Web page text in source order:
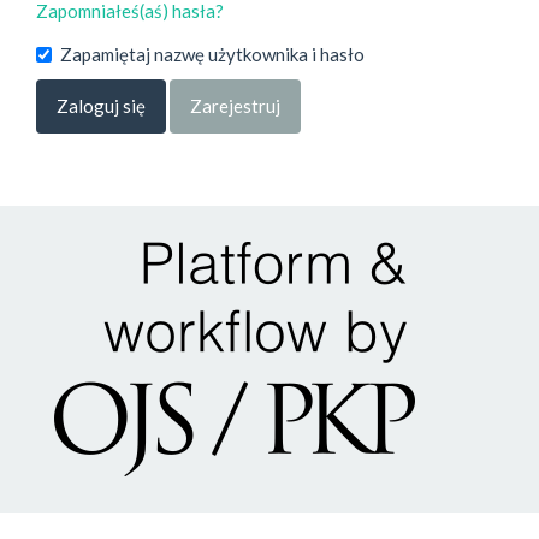
Zapomniałeś(aś) hasła?
Zapamiętaj nazwę użytkownika i hasło
Zaloguj się Zarejestruj